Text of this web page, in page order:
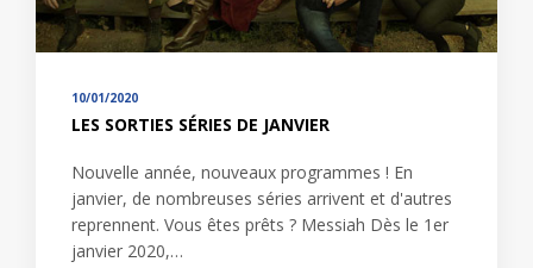
10/01/2020
LES SORTIES SÉRIES DE JANVIER
Nouvelle année, nouveaux programmes ! En
janvier, de nombreuses séries arrivent et d'autres
reprennent. Vous êtes prêts ? Messiah Dès le 1er
janvier 2020,…